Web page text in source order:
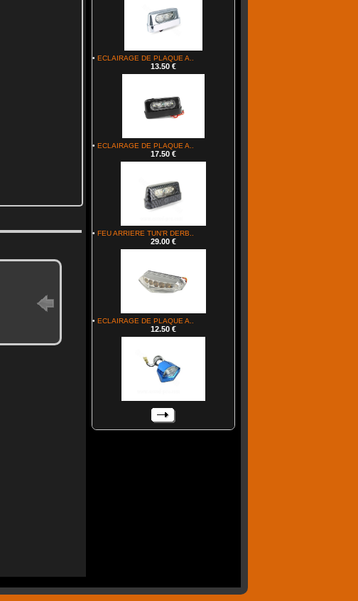
• ECLAIRAGE DE PLAQUE A..
13.50 €
• ECLAIRAGE DE PLAQUE A..
17.50 €
• FEU ARRIERE TUN’R DERB..
29.00 €
• ECLAIRAGE DE PLAQUE A..
12.50 €